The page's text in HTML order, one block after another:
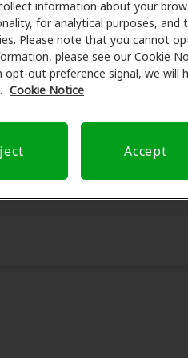
information about your
for analytical purposes, and
Please note that you cannot
please see our Cookie
opt-out preference signal, we will
Cookie Notice
Accept
audífonos y atención
licenciados para
Hearing Aid Center,
sus gastos de bolsillo y de
atención auditiva y
opciones de pago